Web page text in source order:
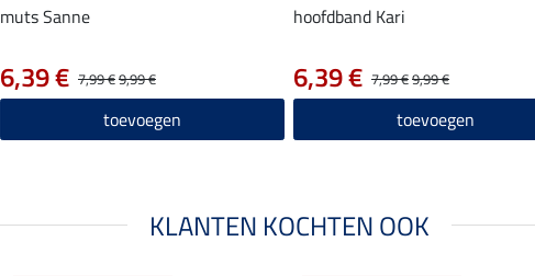
muts Sanne
7,99 €9,99 €
6,39 €
toevoegen
hoofdband Kari
7,99 €9,99 €
6,39 €
toevoegen
KLANTEN KOCHTEN OOK